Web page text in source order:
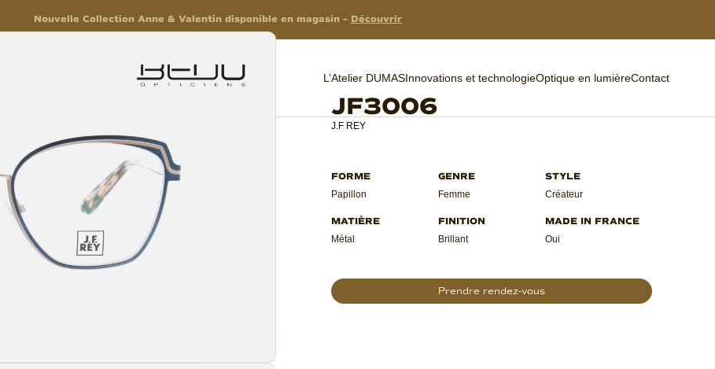
Nouvelle Collection Anne & Valentin disponible en magasin – Découvrir
L’Atelier DUMASInnovations et technologieOptique en lumièreContact
JF3006
J.F REY
Papillon Femme Créateur
Métal Brillant Oui
Prendre rendez-vous